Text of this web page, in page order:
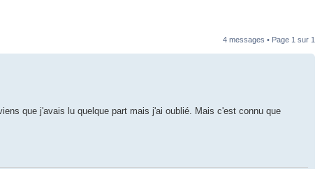
4 messages • Page 1 sur 1
que j'avais lu quelque part mais j'ai oublié. Mais c'est connu que